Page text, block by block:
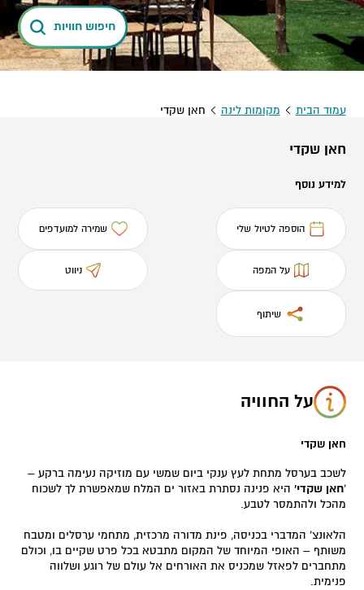
חיפוש חוויות
עמוד הבית מקומות לינה חאן שקדי
חאן שקדי
למידע נוסף
הוספה לטיול שלי שמירה למועדפים
על המפה ניווט
שיתוף
על החוויה
חאן שקדי
לשכב בערסל מתחת לעץ ענקי ביום שמשי עם מוזיקה נעימה ברקע –
'חאן שקדי' היא פנינה נסתרת באזור ים המלח שמאפשרת לך לשכוח
מהכל ולהתמסר לטבע.
הלאונצ' המדברי בכניסה, פינת מדורה מרכזית, מתחמי ערסלים ומטבח
משותף – האופי המיוחד של המקום מתבטא בכל פרט שקיים בו, וכולם
מתחברים לפאזל שמכניס את האורחים אל עולם של רוגע ושלווה
פנימית.